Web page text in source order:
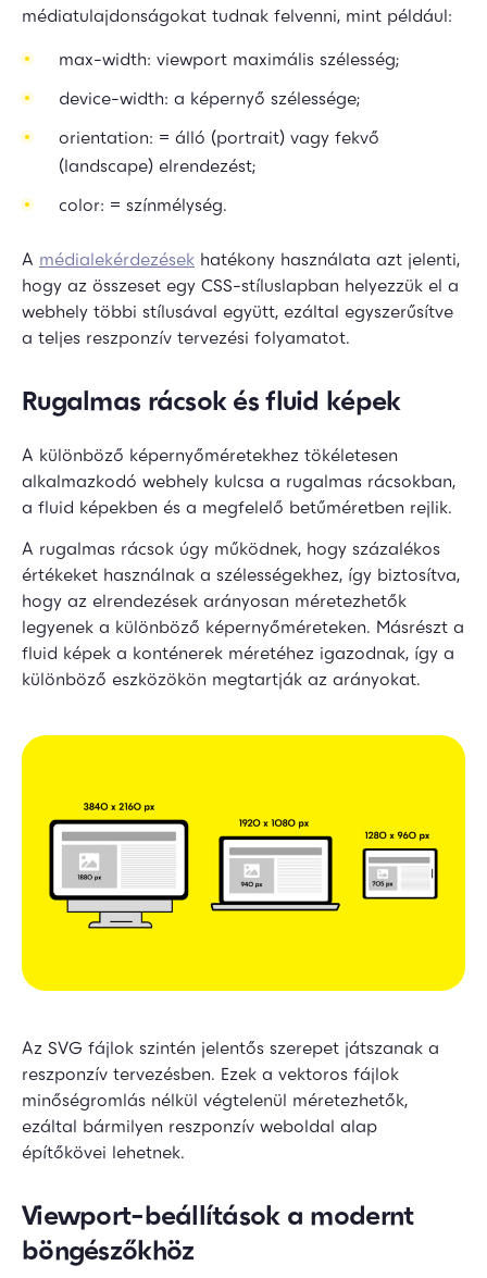
médiatulajdonságokat tudnak felvenni, mint például:
max-width: viewport maximális szélesség;
device-width: a képernyő szélessége;
orientation: = álló (portrait) vagy fekvő
(landscape) elrendezést;
color: = színmélység.
A médialekérdezések hatékony használata azt jelenti,
hogy az összeset egy CSS-stíluslapban helyezzük el a
webhely többi stílusával együtt, ezáltal egyszerűsítve
a teljes reszponzív tervezési folyamatot.
Rugalmas rácsok és fluid képek
A különböző képernyőméretekhez tökéletesen
alkalmazkodó webhely kulcsa a rugalmas rácsokban,
a fluid képekben és a megfelelő betűméretben rejlik.
A rugalmas rácsok úgy működnek, hogy százalékos
értékeket használnak a szélességekhez, így biztosítva,
hogy az elrendezések arányosan méretezhetők
legyenek a különböző képernyőméreteken. Másrészt a
fluid képek a konténerek méretéhez igazodnak, így a
különböző eszközökön megtartják az arányokat.
Az SVG fájlok szintén jelentős szerepet játszanak a
reszponzív tervezésben. Ezek a vektoros fájlok
minőségromlás nélkül végtelenül méretezhetők,
ezáltal bármilyen reszponzív weboldal alap
építőkövei lehetnek.
Viewport-beállítások a modernt
böngészőkhöz